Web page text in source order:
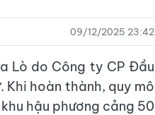
09/12/2025 23:42
Lò do Công ty CP Đầu
hoàn thành, quy mô
hậu phương cảng 50